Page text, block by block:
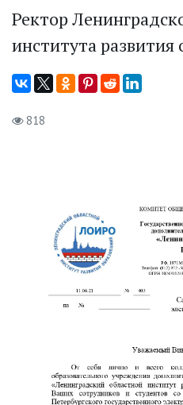
Ректор
института развития
818